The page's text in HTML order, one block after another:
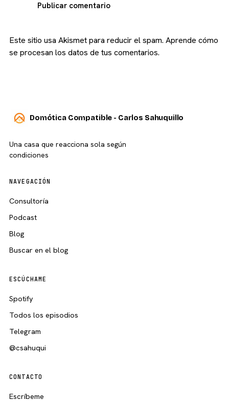
Publicar comentario
Este sitio usa Akismet para reducir el spam. Aprende cómo
se procesan los datos de tus comentarios.
Domótica Compatible - Carlos Sahuquillo
Una casa que reacciona sola según
condiciones
NAVEGACIÓN
Consultoría
Podcast
Blog
Buscar en el blog
ESCÚCHAME
Spotify
Todos los episodios
Telegram
@csahuqui
CONTACTO
Escríbeme